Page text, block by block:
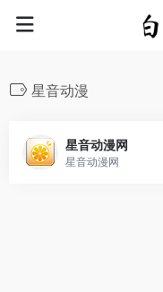
星音动漫
星音动漫网
星音动漫网